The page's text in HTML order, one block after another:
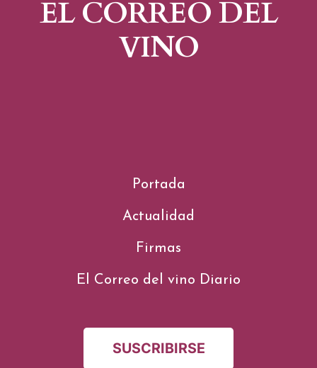
EL CORREO DEL
VINO
Portada
Actualidad
Firmas
El Correo del vino Diario
SUSCRIBIRSE